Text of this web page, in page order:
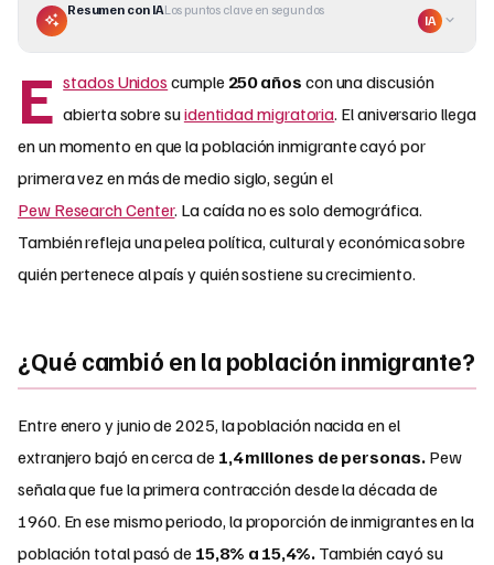
Resumen con IALos puntos clave en segundos
IA
E stados Unidos cumple 250 años con una discusión
abierta sobre suidentidad migratoria. El aniversario llega
en un momento en que la población inmigrante cayó por
primera vez en más de medio siglo, según el
Pew Research Center. La caída no es solo demográfica.
También refleja una pelea política, cultural y económica sobre
quién pertenece al país y quién sostiene su crecimiento.
¿Qué cambió en la población inmigrante?
Entre enero y junio de 2025, la población nacida en el
extranjero bajó en cerca de 1,4 millones de personas.Pew
señala que fue la primera contracción desde la década de
1960. En ese mismo periodo, la proporción de inmigrantes en la
población total pasó de 15,8% a 15,4%.También cayó su